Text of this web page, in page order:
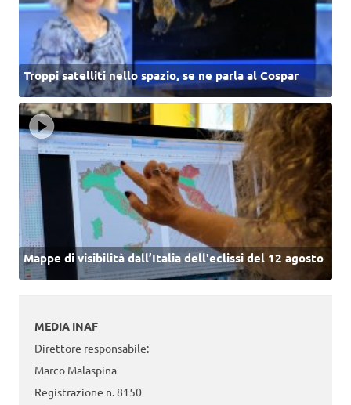
Troppi satelliti nello spazio, se ne parla al Cospar
Mappe di visibilità dall’Italia dell'eclissi del 12 agosto
MEDIA INAF
Direttore responsabile:
Marco Malaspina
Registrazione n. 8150